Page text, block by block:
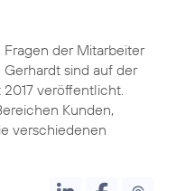
der Mitarbeiter
sind auf der
veröffentlicht.
Kunden,
verschiedenen